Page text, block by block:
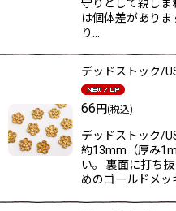
守りとして親しま
は個体差があり
り…
デッドストック/
66円(税込)
デッドストック/
約13mm（厚み
い。 裏面に打ち
めのゴールドメッ